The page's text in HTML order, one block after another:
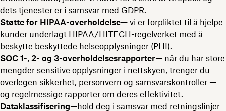
dets tjenester er i samsvar med GDPR.
Støtte for HIPAA-overholdelse— vi er forpliktet til å hjelpe
kunder underlagt HIPAA/HITECH-regelverket med å
beskytte beskyttede helseopplysninger (PHI).
SOC 1-, 2- og 3-overholdelsesrapporter— når du har store
mengder sensitive opplysninger i nettskyen, trenger du
overlegen sikkerhet, personvern og samsvarskontroller —
og regelmessige rapporter om deres effektivitet.
Dataklassifisering—hold deg i samsvar med retningslinjer